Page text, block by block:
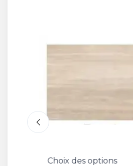
Choix des options